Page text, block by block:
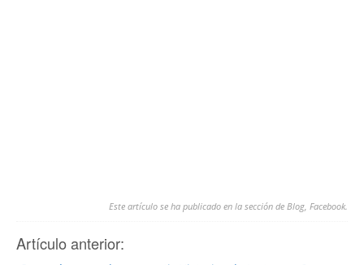
Este artículo se ha publicado en la sección de Blog, Facebook.
Artículo anterior: